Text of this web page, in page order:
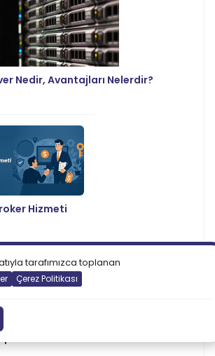
Nedir, Avantajları Nelerdir?
Hizmeti
tarafımızca toplanan
Çerez Politikası